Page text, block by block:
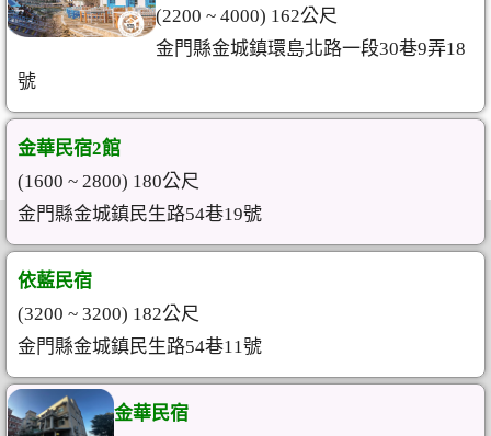
(2200 ~ 4000) 162公尺
金門縣金城鎮環島北路一段30巷9弄18
號
金華民宿2館
(1600 ~ 2800) 180公尺
金門縣金城鎮民生路54巷19號
依藍民宿
(3200 ~ 3200) 182公尺
金門縣金城鎮民生路54巷11號
金華民宿